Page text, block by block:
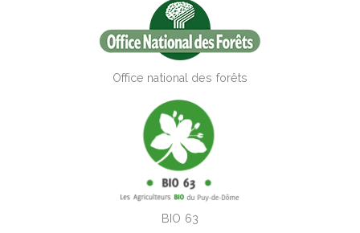
Office national des forêts
BIO 63